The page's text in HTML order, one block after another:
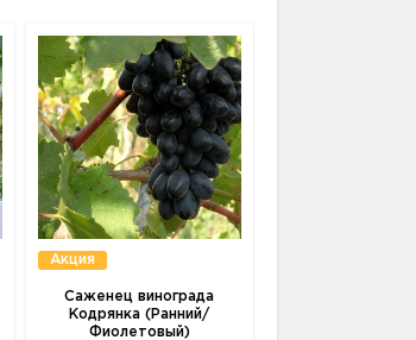
Акция
Саженец винограда
Кодрянка (Ранний/
Фиолетовый)